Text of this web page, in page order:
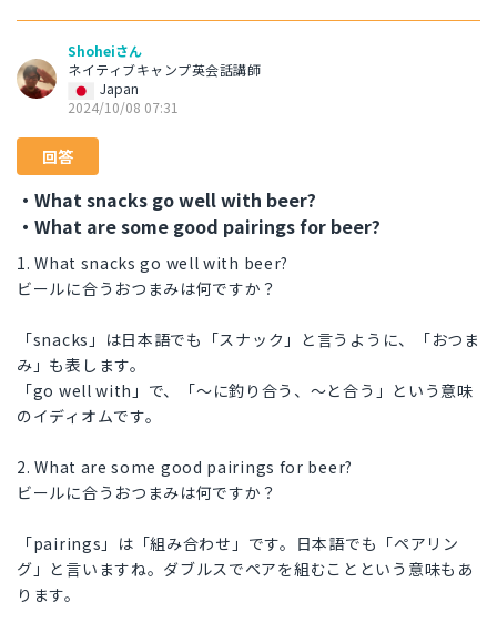
Shoheiさん
ネイティブキャンプ英会話講師
Japan
2024/10/08 07:31
回答
・What snacks go well with beer?
・What are some good pairings for beer?
1. What snacks go well with beer?
ビールに合うおつまみは何ですか？
「snacks」は日本語でも「スナック」と言うように、「おつま
み」も表します。
「go well with」で、「～に釣り合う、～と合う」という意味
のイディオムです。
2. What are some good pairings for beer?
ビールに合うおつまみは何ですか？
「pairings」は「組み合わせ」です。日本語でも「ペアリン
グ」と言いますね。ダブルスでペアを組むこと という意味もあ
ります。